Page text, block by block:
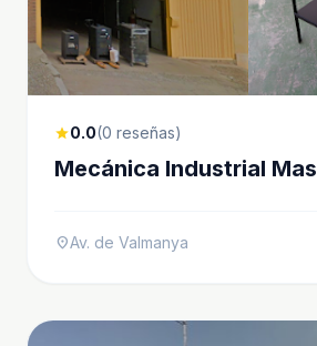
star0.0(0 reseñas)
Mecánica Industrial Mas
location_onAv. de Valmanya